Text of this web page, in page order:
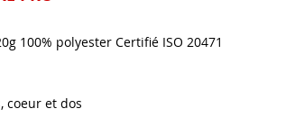
100% polyester Certifié ISO 20471
coeur et dos